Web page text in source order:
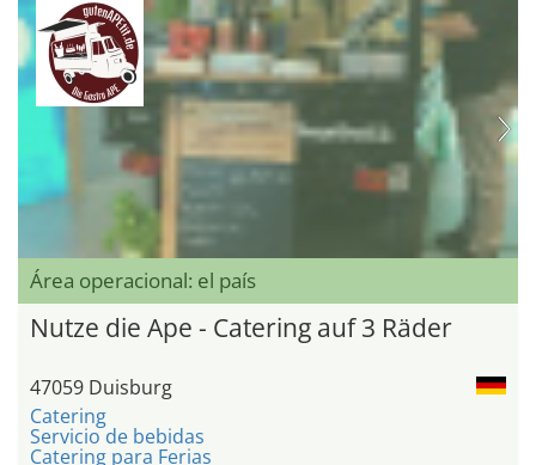
Área operacional: el país
Nutze die Ape - Catering auf 3 Räder
47059 Duisburg
Catering
Servicio de bebidas
Catering para Ferias